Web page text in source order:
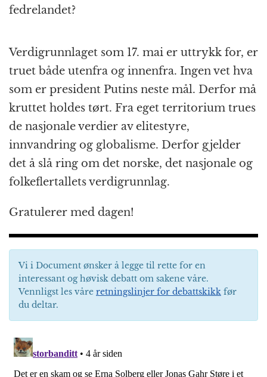
fedrelandet?
Verdigrunnlaget som 17. mai er uttrykk for, er
truet både utenfra og innenfra. Ingen vet hva
som er president Putins neste mål. Derfor må
kruttet holdes tørt. Fra eget territorium trues
de nasjonale verdier av elitestyre,
innvandring og globalisme. Derfor gjelder
det å slå ring om det norske, det nasjonale og
folkeflertallets verdigrunnlag.
Gratulerer med dagen!
Vi i Document ønsker å legge til rette for en
interessant og høvisk debatt om sakene våre.
Vennligst les våre retningslinjer for debattskikk før
du deltar.